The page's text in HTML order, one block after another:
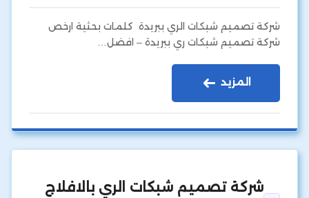
شركة تصميم شبكات الري ببريدة كلمات بحثية ارخص
شركة تصميم شبكات ري ببريدة – افضل…
المزيد
شركة تصميم شبكات الري بالافلاج